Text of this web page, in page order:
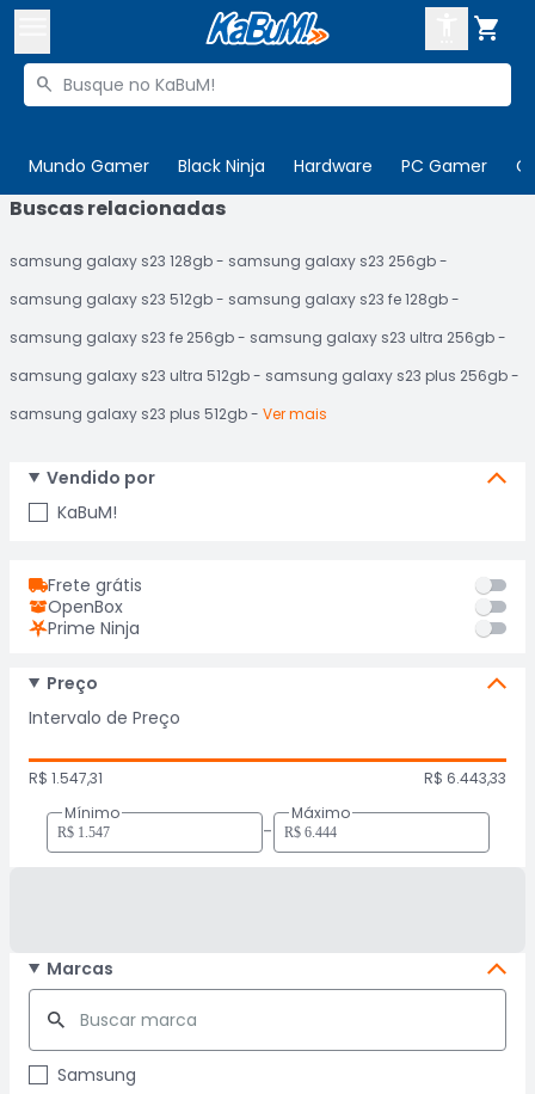

Buscar produtos

Mundo Gamer Black Ninja Hardware PC Gamer

 Departamentos
Cupons
Mais Vendidos
ENTRE
CADASTRE-SE
Buscas relacionadas
samsung galaxy s23 128gb
samsung galaxy s23 256gb
samsung galaxy s23 512gb
samsung galaxy s23 fe 128gb
samsung galaxy s23 fe 256gb
samsung galaxy s23 ultra 256gb
samsung galaxy s23 ultra 512gb
samsung galaxy s23 plus 256gb
samsung galaxy s23 plus 512gb
Ver mais
Vendido por
KaBuM!
Frete grátis
OpenBox
Prime Ninja
Preço
Intervalo de Preço
R$ 1.547,31
R$ 6.443,33
Mínimo
-
Máximo
Marcas
Samsung